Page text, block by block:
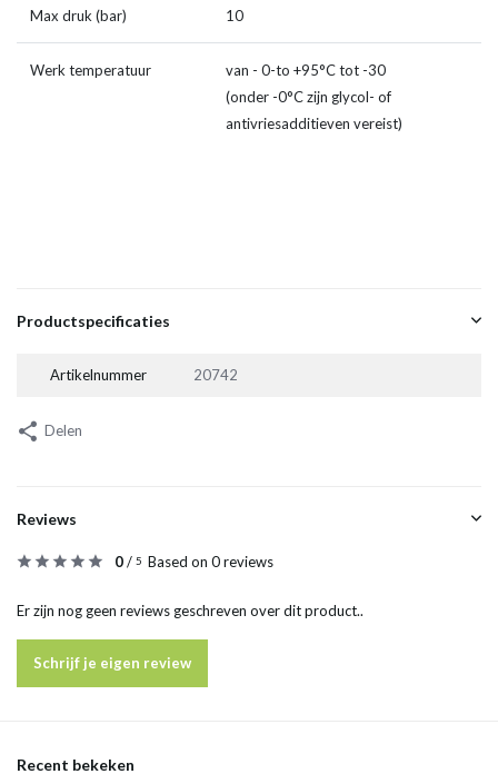
Max druk (bar) 10
Werk temperatuur
van - 0-to +95°C tot -30
(onder -0°C zijn glycol- of
antivriesadditieven vereist)
Productspecificaties
Artikelnummer 20742
Delen
Reviews
0/ 5 Based on 0 reviews
Er zijn nog geen reviews geschreven over dit product..
Schrijf je eigen review
Recent bekeken